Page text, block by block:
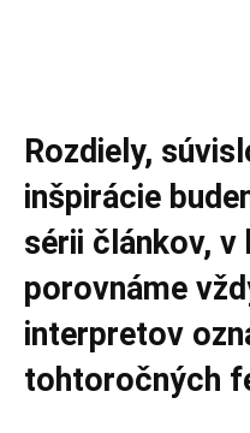
Rozdiely,
inšpirácie
sérii článkov,
porovnáme
interpretov
tohtoročných